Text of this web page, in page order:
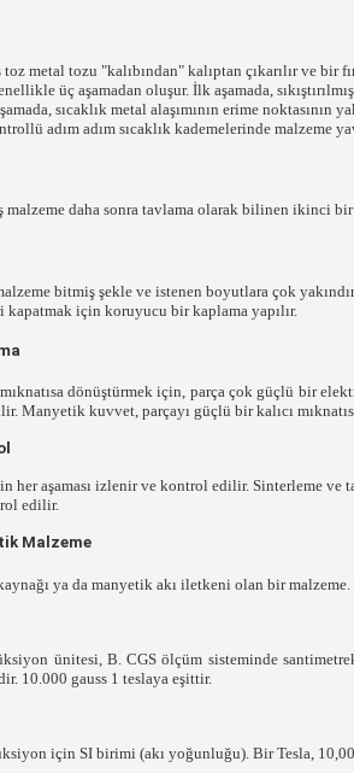
toz metal tozu "kalıbından" kalıptan çıkarılır ve
üç aşamadan oluşur. İlk aşamada,
sıcaklık metal alaşımının erime
adım adım sıcaklık kademelerinde malzeme
malzeme daha sonra tavlama olarak bilinen ikinci
bitmiş şekle ve istenen boyutlara çok
kapatmak için koruyucu bir kaplama yapılır.
dönüştürmek için, parça çok güçlü bir
Manyetik kuvvet, parçayı güçlü bir kalıcı
her aşaması izlenir ve kontrol edilir. Sinterleme ve
edilir.
Malzeme
ya da manyetik akı iletkeni olan bir
ünitesi, B. CGS ölçüm sisteminde
10.000 gauss 1 teslaya eşittir.
için SI birimi (akı yoğunluğu). Bir Tesla,